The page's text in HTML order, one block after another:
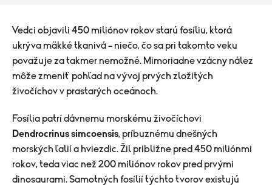
Vedci objavili 450 miliónov rokov starú fosíliu, ktorá
ukrýva mäkké tkanivá – niečo, čo sa pri takomto veku
považuje za takmer nemožné. Mimoriadne vzácny nález
môže zmeniť pohľad na vývoj prvých zložitých
živočíchov v prastarých oceánoch.
Fosília patrí dávnemu morskému živočíchovi
Dendrocrinus simcoensis, príbuznému dnešných
morských ľalií a hviezdic. Žil približne pred 450 miliónmi
rokov, teda viac než 200 miliónov rokov pred prvými
dinosaurami. Samotných fosílií týchto tvorov existujú